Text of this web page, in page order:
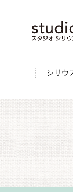
シリウ